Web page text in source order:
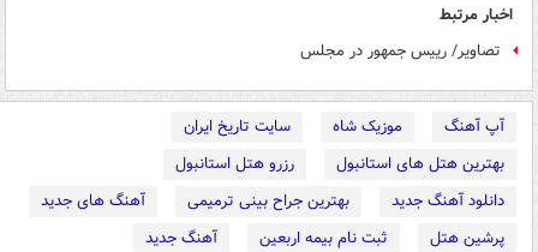
اخبار مرتبط
تصاویر/ رییس جمهور در مجلس
آپ آهنگ موزیک شاه
سایت تاریخ ایران
بهترین هتل های استانبول
رزرو هتل استانبول
دانلود آهنگ جدید
بهترین جراح بینی ترمیمی
آهنگ های جدید
پرشین هتل
ثبت نام بیمه اربعین
آهنگ جدید